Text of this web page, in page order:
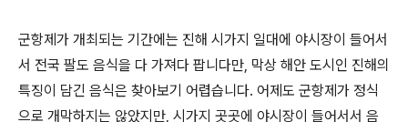
군항제가 개최되는 기간에는 진해 시가지 일대에 야시장이 들어서
서 전국 팔도 음식을 다 가져다 팝니다만, 막상 해안 도시인 진해의
특징이 담긴 음식은 찾아보기 어렵습니다. 어제도 군항제가 정식
으로 개막하지는 않았지만, 시가지 곳곳에 야시장이 들어서서 음